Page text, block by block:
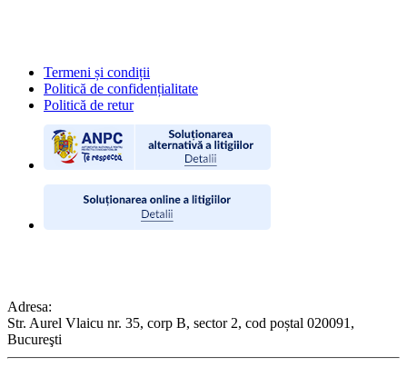
Termeni și condiții
Politică de confidențialitate
Politică de retur
Adresa:
Str. Aurel Vlaicu nr. 35, corp B, sector 2, cod poștal 020091,
Bucureşti